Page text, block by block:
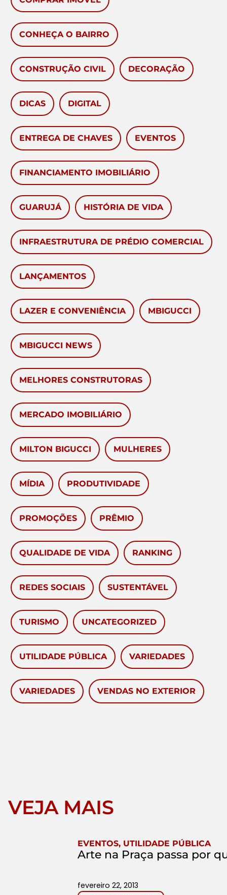
CONHEÇA O BAIRRO
CONSTRUÇÃO CIVIL DECORAÇÃO
DICAS DIGITAL
ENTREGA DE CHAVES EVENTOS
FINANCIAMENTO IMOBILIÁRIO
GUARUJÁ HISTÓRIA DE VIDA
INFRAESTRUTURA DE PRÉDIO COMERCIAL
LANÇAMENTOS
LAZER E CONVENIÊNCIA MBIGUCCI
MBIGUCCI NEWS
MELHORES CONSTRUTORAS
MERCADO IMOBILIÁRIO
MILTON BIGUCCI MULHERES
MÍDIA PRODUTIVIDADE
PROMOÇÕES PRÊMIO
QUALIDADE DE VIDA RANKING
REDES SOCIAIS SUSTENTÁVEL
TURISMO UNCATEGORIZED
UTILIDADE PÚBLICA VARIEDADES
VARIEDADES VENDAS NO EXTERIOR
VEJA MAIS
EVENTOS, UTILIDADE PÚBLICA
Arte na Praça passa por
fevereiro 22, 2013